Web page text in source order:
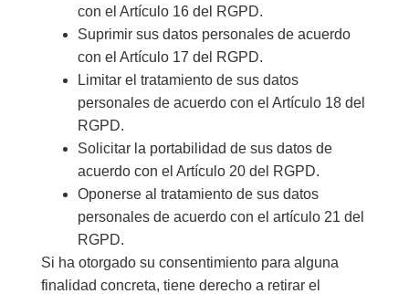
con el Artículo 16 del RGPD.
Suprimir sus datos personales de acuerdo
con el Artículo 17 del RGPD.
Limitar el tratamiento de sus datos
personales de acuerdo con el Artículo 18 del
RGPD.
Solicitar la portabilidad de sus datos de
acuerdo con el Artículo 20 del RGPD.
Oponerse al tratamiento de sus datos
personales de acuerdo con el artículo 21 del
RGPD.
Si ha otorgado su consentimiento para alguna
finalidad concreta, tiene derecho a retirar el